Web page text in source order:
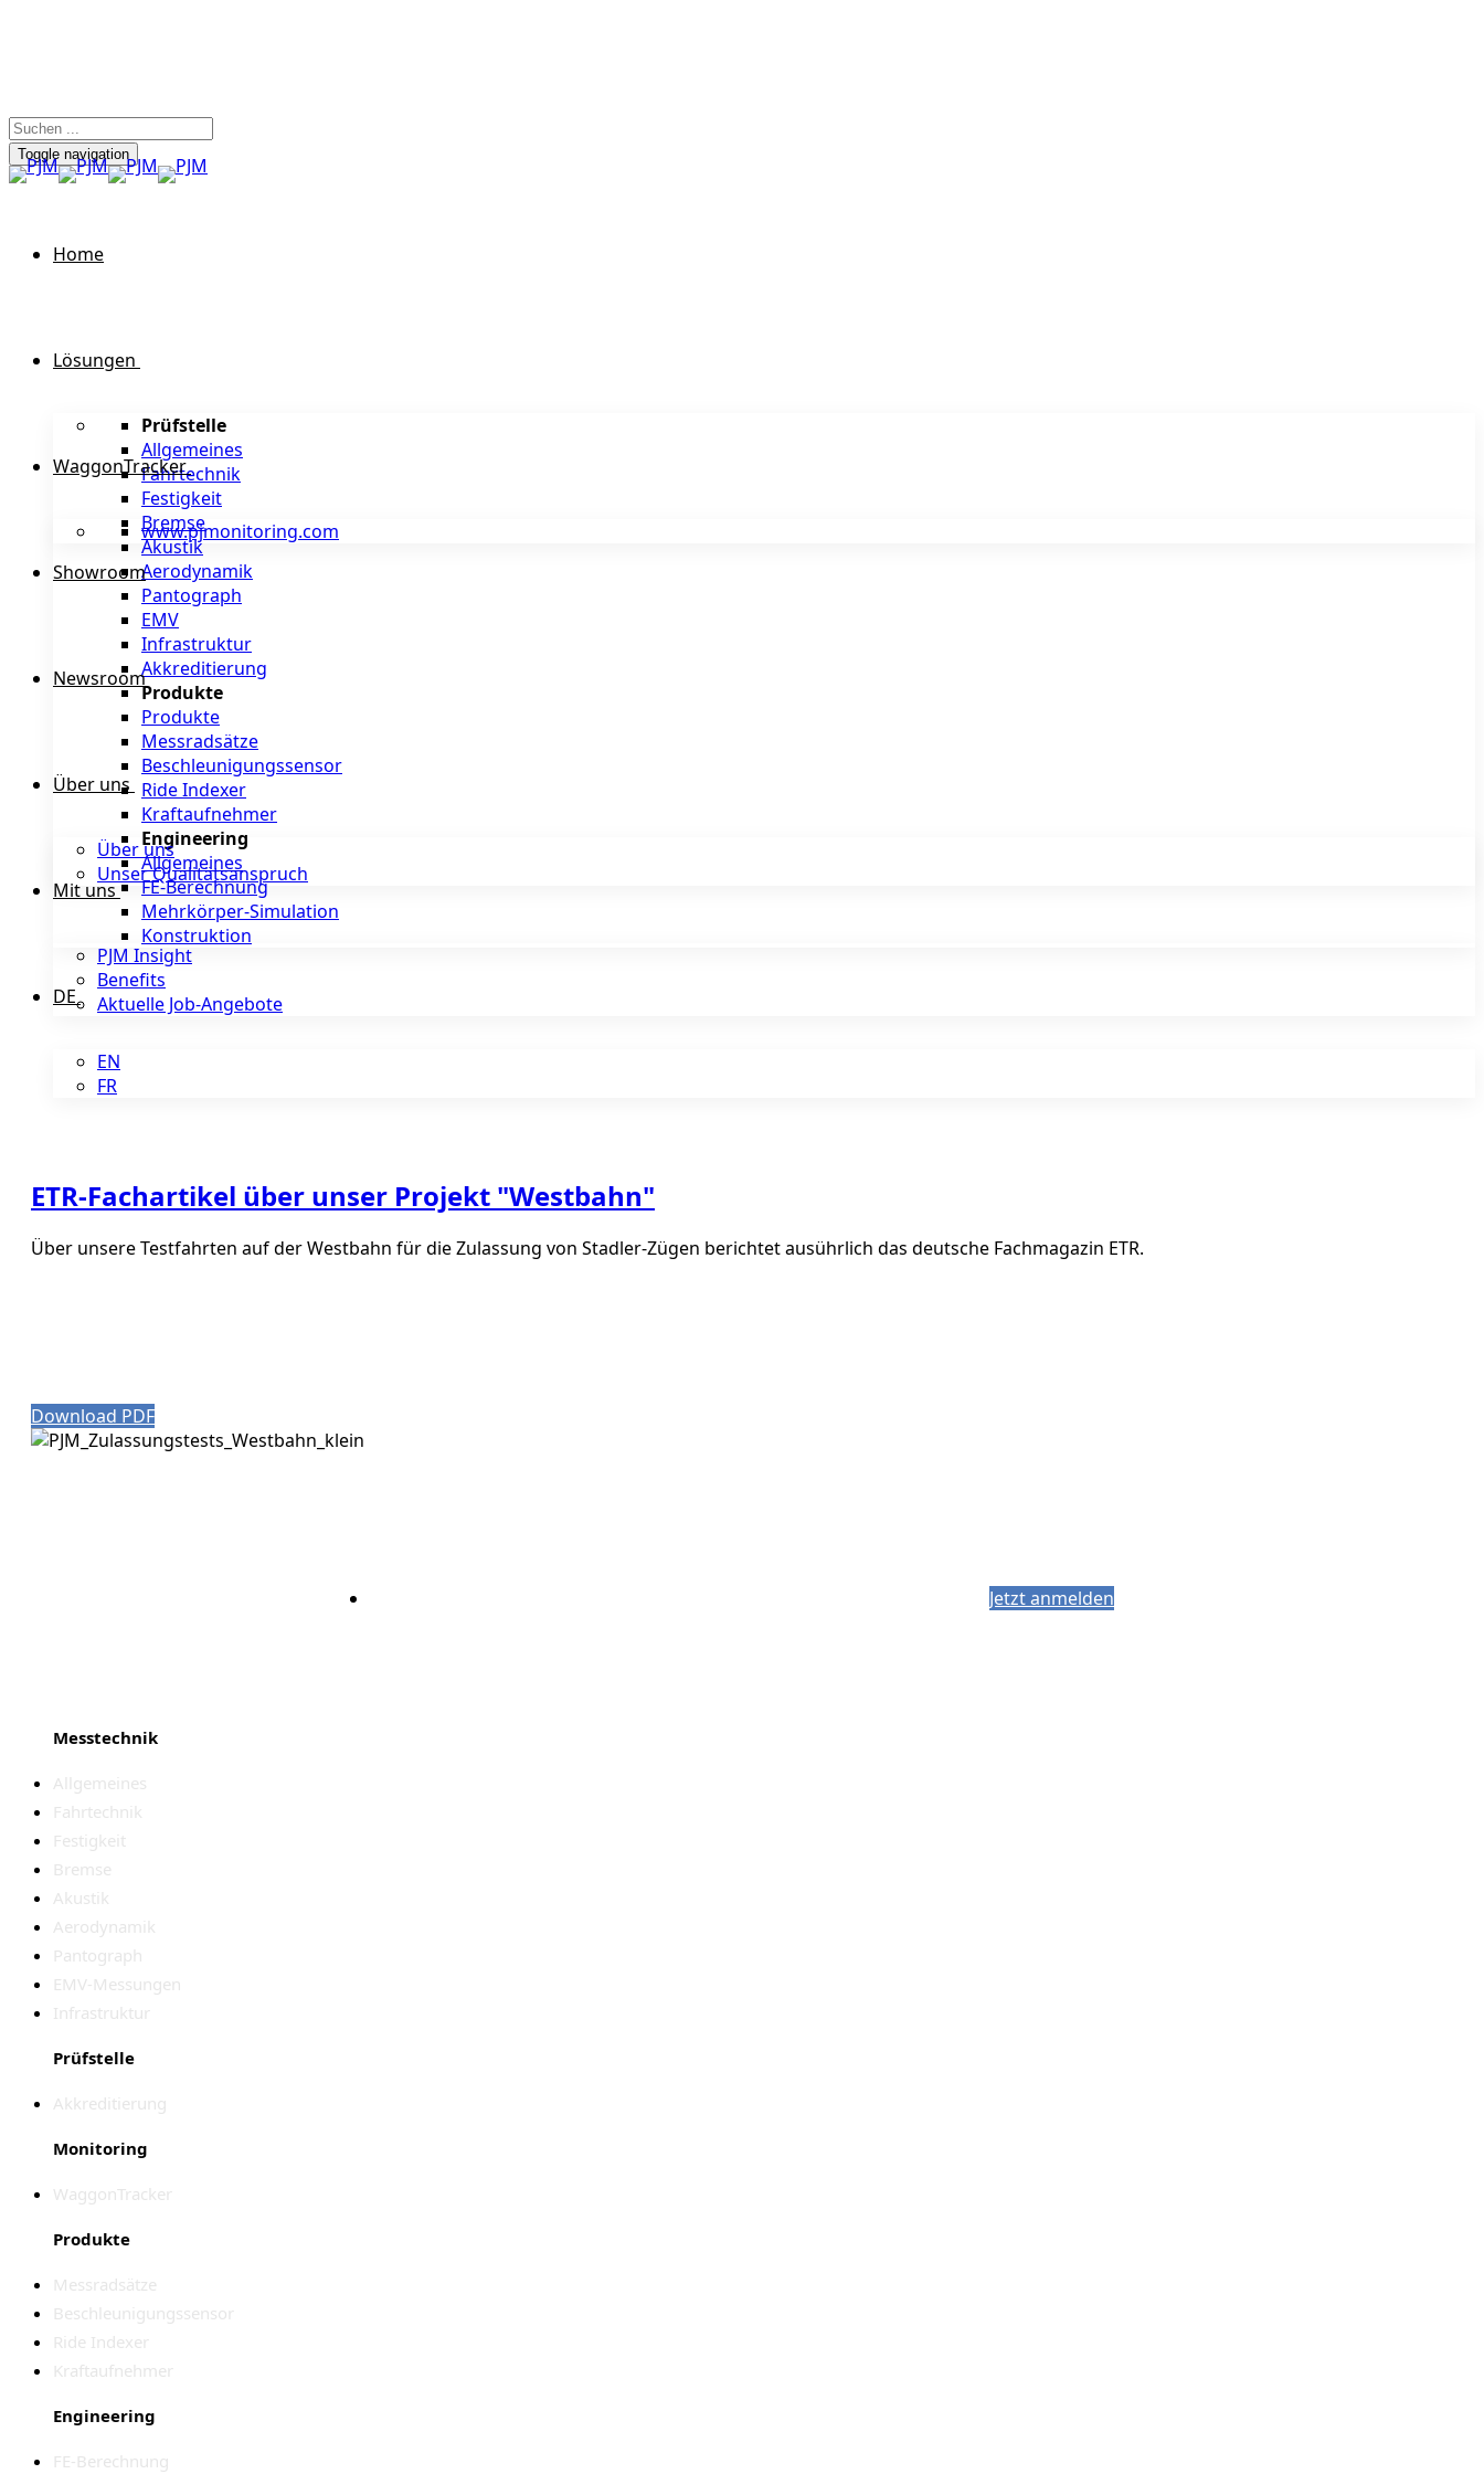
Toggle navigation
Home
Lösungen
Prüfstelle
Allgemeines
Fahrtechnik
Festigkeit
Bremse
Akustik
Aerodynamik
Pantograph
EMV
Infrastruktur
Akkreditierung
Produkte
Produkte
Messradsätze
Beschleunigungssensor
Ride Indexer
Kraftaufnehmer
Engineering
Allgemeines
FE-Berechnung
Mehrkörper-Simulation
Konstruktion
WaggonTracker
www.pjmonitoring.com
Showroom
Newsroom
Über uns
Über uns
Unser Qualitätsanspruch
Mit uns
PJM Insight
Benefits
Aktuelle Job-Angebote
DE
EN
FR
ETR-Fachartikel über unser Projekt "Westbahn"
Über unsere Testfahrten auf der Westbahn für die Zulassung von Stadler-Zügen berichtet ausührlich das deutsche Fachmagazin ETR.
Download PDF
Jetzt anmelden
Messtechnik
Allgemeines
Fahrtechnik
Festigkeit
Bremse
Akustik
Aerodynamik
Pantograph
EMV-Messungen
Infrastruktur
Prüfstelle
Akkreditierung
Monitoring
WaggonTracker
Produkte
Messradsätze
Beschleunigungssensor
Ride Indexer
Kraftaufnehmer
Engineering
FE-Berechnung